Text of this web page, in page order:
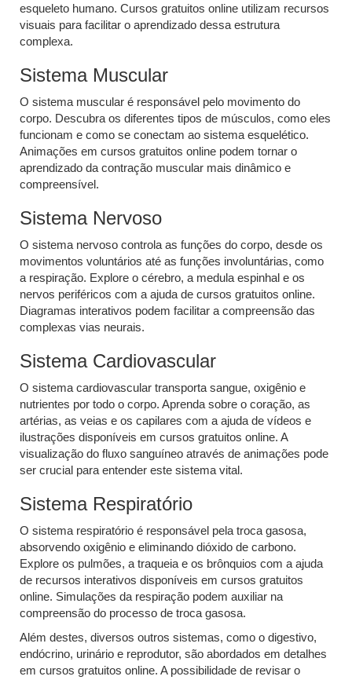
esqueleto humano. Cursos gratuitos online utilizam recursos
visuais para facilitar o aprendizado dessa estrutura
complexa.
Sistema Muscular
O sistema muscular é responsável pelo movimento do
corpo. Descubra os diferentes tipos de músculos, como eles
funcionam e como se conectam ao sistema esquelético.
Animações em cursos gratuitos online podem tornar o
aprendizado da contração muscular mais dinâmico e
compreensível.
Sistema Nervoso
O sistema nervoso controla as funções do corpo, desde os
movimentos voluntários até as funções involuntárias, como
a respiração. Explore o cérebro, a medula espinhal e os
nervos periféricos com a ajuda de cursos gratuitos online.
Diagramas interativos podem facilitar a compreensão das
complexas vias neurais.
Sistema Cardiovascular
O sistema cardiovascular transporta sangue, oxigênio e
nutrientes por todo o corpo. Aprenda sobre o coração, as
artérias, as veias e os capilares com a ajuda de vídeos e
ilustrações disponíveis em cursos gratuitos online. A
visualização do fluxo sanguíneo através de animações pode
ser crucial para entender este sistema vital.
Sistema Respiratório
O sistema respiratório é responsável pela troca gasosa,
absorvendo oxigênio e eliminando dióxido de carbono.
Explore os pulmões, a traqueia e os brônquios com a ajuda
de recursos interativos disponíveis em cursos gratuitos
online. Simulações da respiração podem auxiliar na
compreensão do processo de troca gasosa.
Além destes, diversos outros sistemas, como o digestivo,
endócrino, urinário e reprodutor, são abordados em detalhes
em cursos gratuitos online. A possibilidade de revisar o